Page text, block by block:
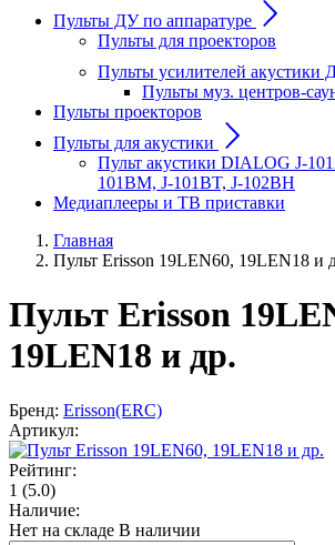
Пульты ДУ по аппаратуре
Пульты для проекторов
Пульты усилителей акустики
Пульты муз. центров-
Пульты проекторов
Пульты для акустики
Пульт акустики DIALOG J-
101BM, J-101BT, J-102BH
Медиаплееры и ТВ приставки
Главная
Пульт Erisson 19LEN60, 19LEN18 и
Пульт Erisson
19LEN18 и др.
Бренд: Erisson(ERC)
Артикул:
Рейтинг:
1 (5.0)
Наличие:
Нет на складе В наличии